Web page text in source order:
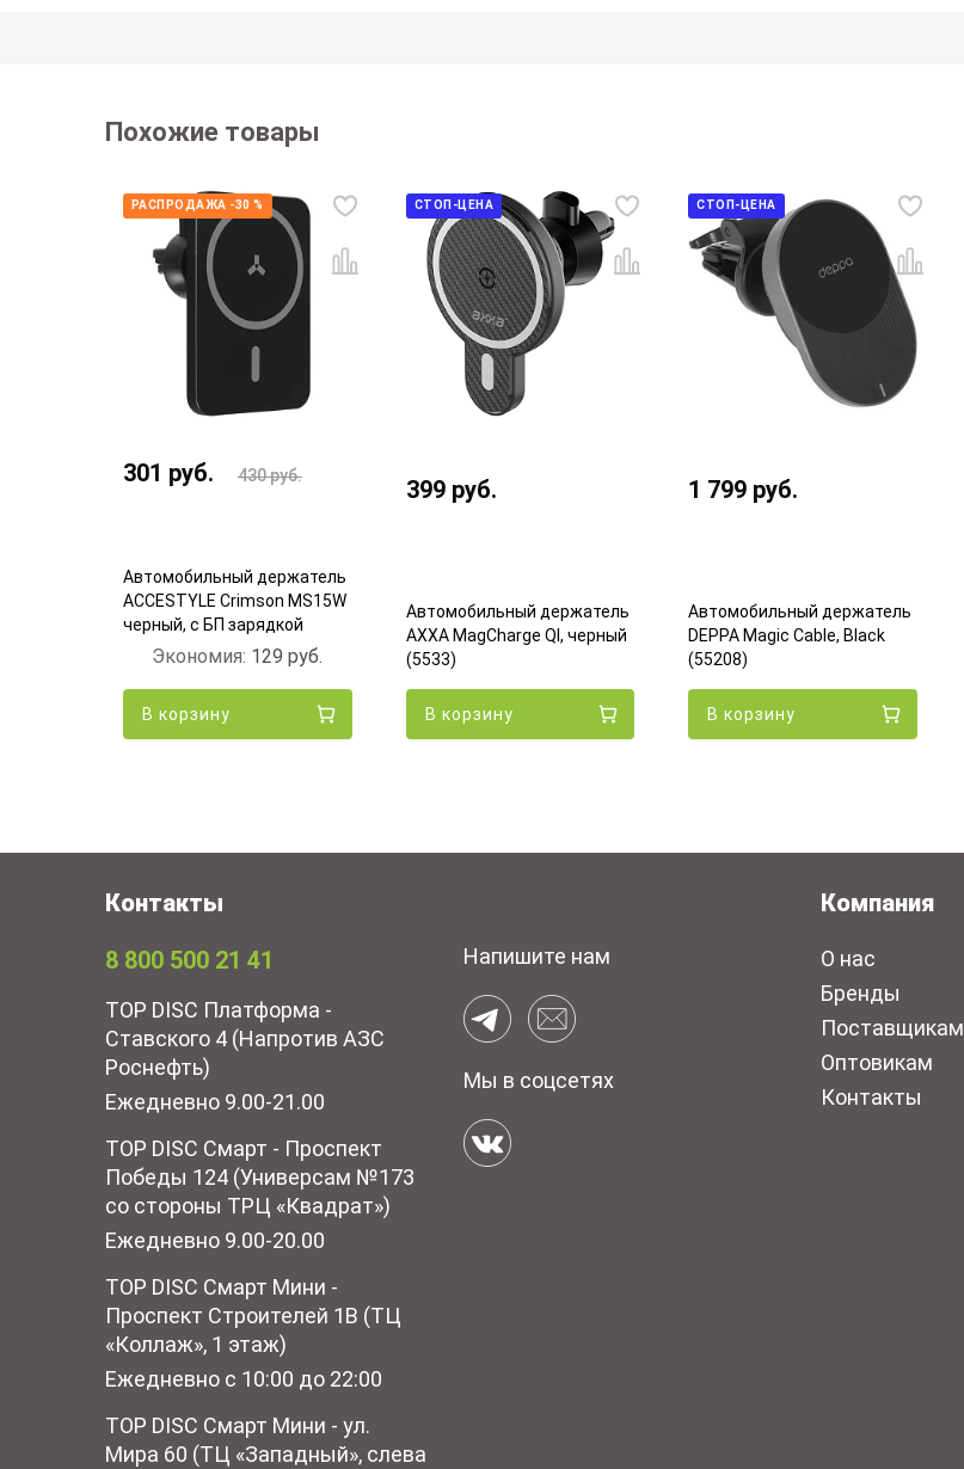
Похожие товары
РАСПРОДАЖА -30 %
301 руб. 430руб.
Автомобильный держатель
ACCESTYLE Crimson MS15W
черный, с БП зарядкой
Экономия: 129руб.
В корзину
СТОП-ЦЕНА
399 руб.
Автомобильный держатель
AXXA MagCharge QI, черный
(5533)
В корзину
СТОП-ЦЕНА
1 799 руб.
Автомобильный держатель
DEPPA Magic Cable, Black
(55208)
В корзину
Контакты
8 800 500 21 41
TOP DISC Платформа -
Ставского 4 (Напротив АЗС
Роснефть)
Ежедневно 9.00-21.00
TOP DISC Смарт - Проспект
Победы 124 (Универсам №173
со стороны ТРЦ «Квадрат»)
Ежедневно 9.00-20.00
TOP DISC Смарт Мини -
Проспект Строителей 1В (ТЦ
«Коллаж», 1 этаж)
Ежедневно с 10:00 до 22:00
TOP DISC Смарт Мини - ул.
Мира 60 (ТЦ «Западный», слева
Напишите нам
Мы в соцсетях
Компания
О нас
Бренды
Поставщикам
Оптовикам
Контакты